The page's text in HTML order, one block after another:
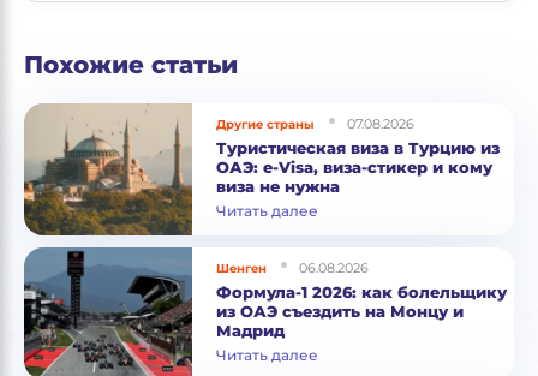
Похожие статьи
Другие страны 07.08.2026
Туристическая виза в Турцию из
ОАЭ: e-Visa, виза-стикер и кому
виза не нужна
Читать далее
Шенген 06.08.2026
Формула-1 2026: как болельщику
из ОАЭ съездить на Монцу и
Мадрид
Читать далее